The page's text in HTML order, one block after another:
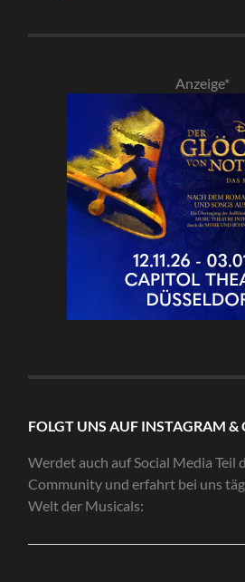
Anzeige*
FOLGT UNS AUF INSTAGRAM &
Werdet auch auf Social Media Teil
Community und erfahrt bei uns
Welt der Musicals: